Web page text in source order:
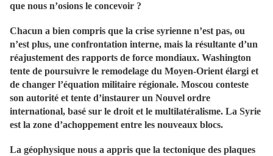
que nous n’osions le concevoir ?
Chacun a bien compris que la crise syrienne n’est pas, ou
n’est plus, une confrontation interne, mais la résultante d’un
réajustement des rapports de force mondiaux. Washington
tente de poursuivre le remodelage du Moyen-Orient élargi et
de changer l’équation militaire régionale. Moscou conteste
son autorité et tente d’instaurer un Nouvel ordre
international, basé sur le droit et le multilatéralisme. La Syrie
est la zone d’achoppement entre les nouveaux blocs.
La géophysique nous a appris que la tectonique des plaques